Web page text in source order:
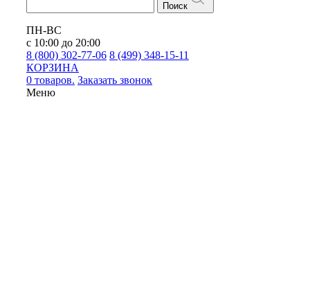
Поиск
ПН-ВС
с 10:00 до 20:00
8 (800) 302-77-06 8 (499) 348-15-11
КОРЗИНА
0 товаров. Заказать звонок
Меню